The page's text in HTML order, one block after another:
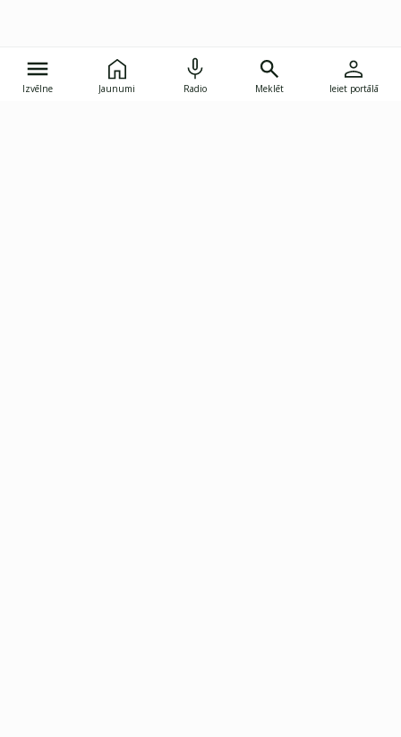
Izvēlne Jaunumi Radio Meklēt Ieiet portālā